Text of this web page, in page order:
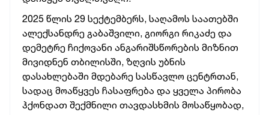
2025 წლის 29 სექტემბერს, საღამოს საათებში
ალექსანდრე გაბაშვილი, გიორგი რიკაძე და
დემეტრე ჩიქოვანი ანგარიშსწორების მიზნით
მივიდნენ თბილისში, ზღვის უბნის
დასახლებაში მდებარე სასწავლო ცენტრთან,
სადაც მოაწყვეს ჩასაფრება და ყველა პირობა
ჰქონდათ შექმნილი თავდასხმის მოსაწყობად,